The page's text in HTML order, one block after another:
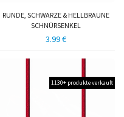
RUNDE, SCHWARZE & HELLBRAUNE
SCHNÜRSENKEL
3.99 €
1130+ produkte verkauft